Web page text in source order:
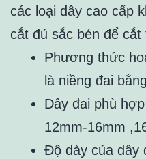
các loại dây cao cấp
cắt đủ sắc bén để cắt
Phương thức
là niềng đai
Dây đai phù
12mm-16mm
Độ dày của dây